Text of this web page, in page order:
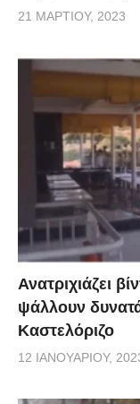
21 ΜΑΡΤΊΟΥ, 2023
Ανατριχιάζει
ψάλλουν
Καστελόριζο
12 ΙΑΝΟΥΑΡΊΟΥ,